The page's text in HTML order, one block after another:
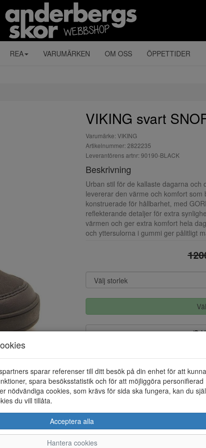
REA VARUMÄRKEN OM OSS ÖPPETTIDER
VIKING svart
Varumärke: VIKING
Artikelnummer: 2822235
Leverantörens artnr: 90190-BLACK
Beskrivning
Urban stil för de kallaste dagarna och
levererar den värme och komfort
konstruerade för hållbarhet, med
reflekterande detaljer för extra
värmen och ger extra komfort hela
och yttersulorna i gummi ger pålitligt
Information
Ovandel
Textil
Vattentät
Ja,
Löstagbar innersula
Ja
sparar referenser till ditt besök på din enhet för att kunna
spara besöksstatistik och för att möjliggöra personifierad
nödvändiga cookies, som krävs för sida ska fungera, kan du
du vill tillåta.
Acceptera alla
Hantera cookies